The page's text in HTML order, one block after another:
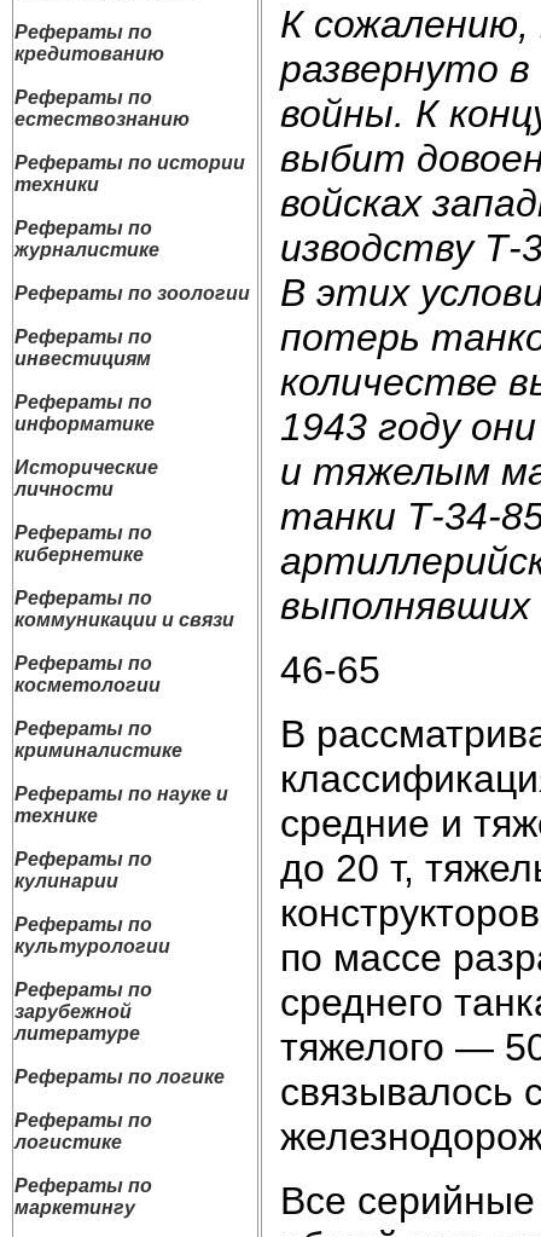
Рефераты по
кредитованию
Рефераты по
естествознанию
Рефераты по истории
техники
Рефераты по
журналистике
Рефераты по зоологии
Рефераты по
инвестициям
Рефераты по
информатике
Исторические
личности
Рефераты по
кибернетике
Рефераты по
коммуникации и связи
Рефераты по
косметологии
Рефераты по
криминалистике
Рефераты по науке и
технике
Рефераты по
кулинарии
Рефераты по
культурологии
Рефераты по
зарубежной
литературе
Рефераты по логике
Рефераты по
логистике
Рефераты по
маркетингу
К
развернуто
войны. К
выбит
войсках
изводству Т-
В этих
потерь
количестве
1943 году
и тяжелым
танки Т-34-
выполнявших
46-65
В
средние и
до 20 т,
по массе
среднего
тяжелого —
связывалось
Все